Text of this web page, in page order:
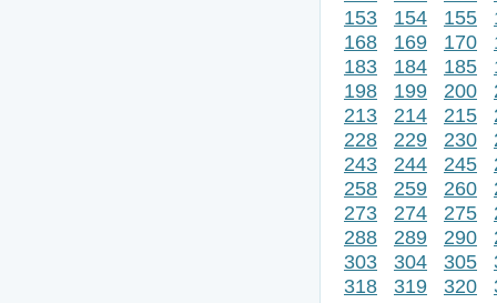
153
154 155
168
169 170
183
184 185
198
199 200
213
214 215
228
229 230
243
244 245
258
259 260
273
274 275
288
289 290
303
304 305
318
319 320